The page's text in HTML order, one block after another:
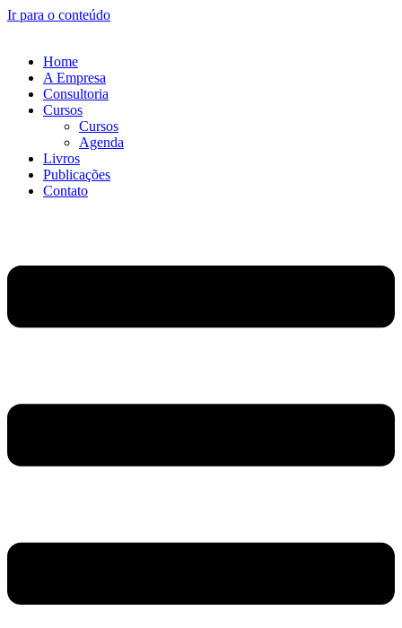
Ir para o conteúdo
Home
A Empresa
Consultoria
Cursos
Cursos
Agenda
Livros
Publicações
Contato